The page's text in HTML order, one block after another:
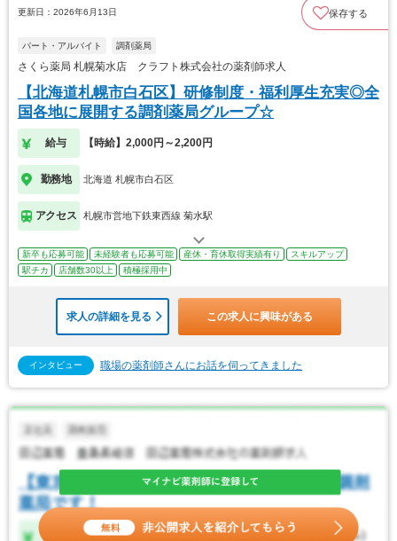
更新日：2026年6月13日 保存する
パート・アルバイト 調剤薬局
さくら薬局 札幌菊水店 クラフト株式会社の薬剤師求人
【北海道札幌市白石区】研修制度・福利厚生充実◎全
国各地に展開する調剤薬局グループ☆
給与 【時給】2,000円～2,200円
勤務地 北海道 札幌市白石区
アクセス 札幌市営地下鉄東西線 菊水駅
新卒も応募可能 未経験者も応募可能 産休・育休取得実績有り
スキルアップ
駅チカ
店舗数30以上 積極採用中
求人の詳細を見る この求人に興味がある
インタビュー 職場の薬剤師さんにお話を伺ってきました